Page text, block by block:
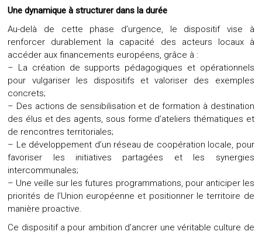
Une dynamique à structurer dans la durée
Au-delà de cette phase d’urgence, le dispositif vise à
renforcer durablement la capacité des acteurs locaux à
accéder aux financements européens, grâce à :
– La création de supports pédagogiques et opérationnels
pour vulgariser les dispositifs et valoriser des exemples
concrets;
– Des actions de sensibilisation et de formation à destination
des élus et des agents, sous forme d’ateliers thématiques et
de rencontres territoriales;
– Le développement d’un réseau de coopération locale, pour
favoriser les initiatives partagées et les synergies
intercommunales;
– Une veille sur les futures programmations, pour anticiper les
priorités de l’Union européenne et positionner le territoire de
manière proactive.
Ce dispositif a pour ambition d’ancrer une véritable culture de